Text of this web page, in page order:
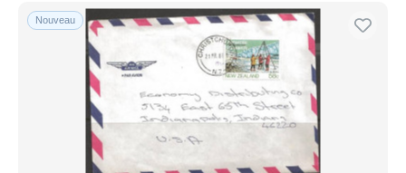
Uniquement en réduction
Livraison gratuite
Méthodes de paiement
PayPal
Virement bancaire
Visa
Mastercard
Nouveau